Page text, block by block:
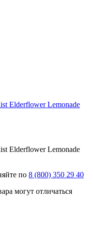
Elderflower Lemonade
Elderflower Lemonade
по 8 (800) 350 29 40
могут отличаться